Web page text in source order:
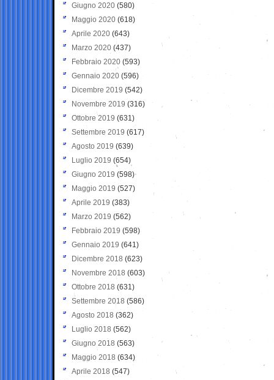
Giugno 2020 (580)
Maggio 2020 (618)
Aprile 2020 (643)
Marzo 2020 (437)
Febbraio 2020 (593)
Gennaio 2020 (596)
Dicembre 2019 (542)
Novembre 2019 (316)
Ottobre 2019 (631)
Settembre 2019 (617)
Agosto 2019 (639)
Luglio 2019 (654)
Giugno 2019 (598)
Maggio 2019 (527)
Aprile 2019 (383)
Marzo 2019 (562)
Febbraio 2019 (598)
Gennaio 2019 (641)
Dicembre 2018 (623)
Novembre 2018 (603)
Ottobre 2018 (631)
Settembre 2018 (586)
Agosto 2018 (362)
Luglio 2018 (562)
Giugno 2018 (563)
Maggio 2018 (634)
Aprile 2018 (547)